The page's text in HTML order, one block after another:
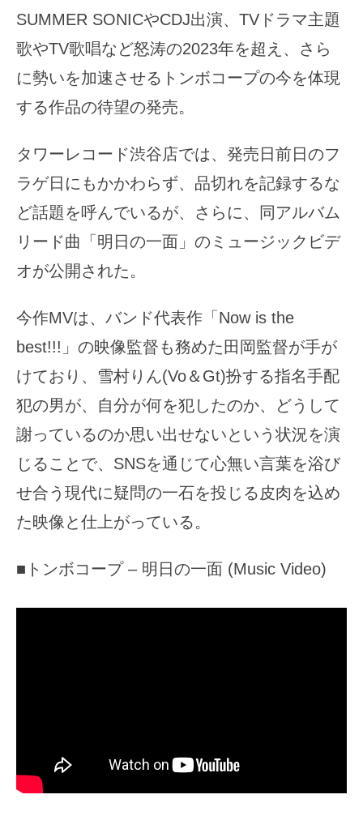
SUMMER SONICやCDJ出演、TVドラマ主題
歌やTV歌唱など怒涛の2023年を超え、さら
に勢いを加速させるトンボコープの今を体現
する作品の待望の発売。
タワーレコード渋谷店では、発売日前日のフ
ラゲ日にもかかわらず、品切れを記録するな
ど話題を呼んでいるが、さらに、同アルバム
リード曲「明日の一面」のミュージックビデ
オが公開された。
今作MVは、バンド代表作「Now is the
best!!!」の映像監督も務めた田岡監督が手が
けており、雪村りん(Vo＆Gt)扮する指名手配
犯の男が、自分が何を犯したのか、どうして
謝っているのか思い出せないという状況を演
じることで、SNSを通じて心無い言葉を浴び
せ合う現代に疑問の一石を投じる皮肉を込め
た映像と仕上がっている。
■トンボコープ – 明日の一面 (Music Video)